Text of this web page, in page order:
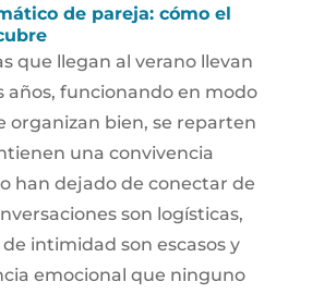
de pareja: cómo el
que llegan al verano llevan
años, funcionando en modo
organizan bien, se reparten
una convivencia
han dejado de conectar de
son logísticas,
intimidad son escasos y
emocional que ninguno